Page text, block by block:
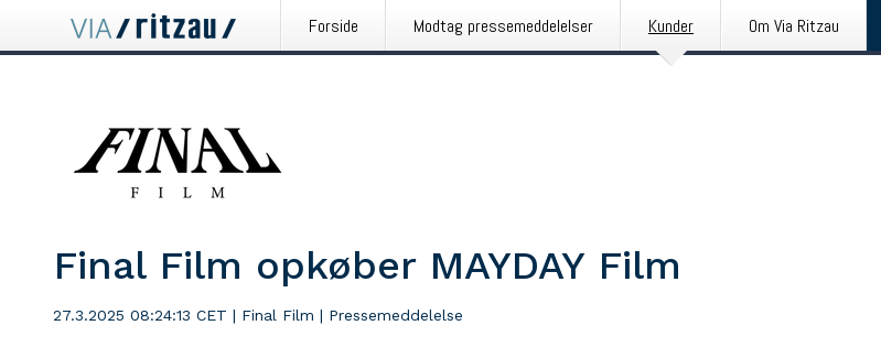
Forside Modtag pressemeddelelser Kunder Om Via Ritzau
Final Film opkøber MAYDAY Film
27.3.2025 08:24:13 CET | Final Film | Pressemeddelelse